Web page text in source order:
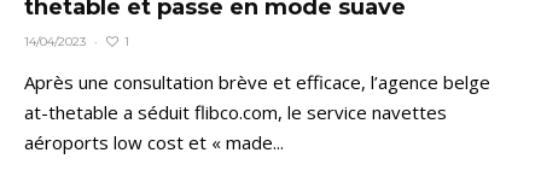
thetable et passe en mode suave
14/04/2023 · 1
Après une consultation brève et efficace, l’agence belge
at-thetable a séduit flibco.com, le service navettes
aéroports low cost et « made...